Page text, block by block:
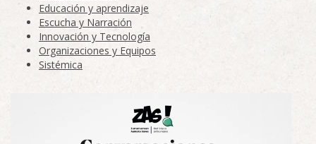
Educación y aprendizaje
Escucha y Narración
Innovación y Tecnología
Organizaciones y Equipos
Sistémica